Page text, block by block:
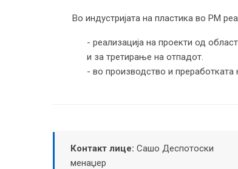
Во индустријата на пластика во РМ
- реализација на проекти од
и за третирање на отпадот.
- во производство и
Контакт лице: Сашо Деспотоски
менаџер